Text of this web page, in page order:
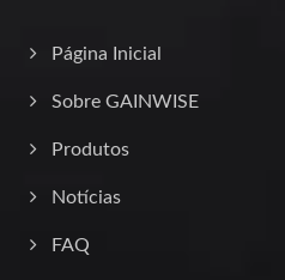
Página Inicial
Sobre GAINWISE
Produtos
Notícias
FAQ